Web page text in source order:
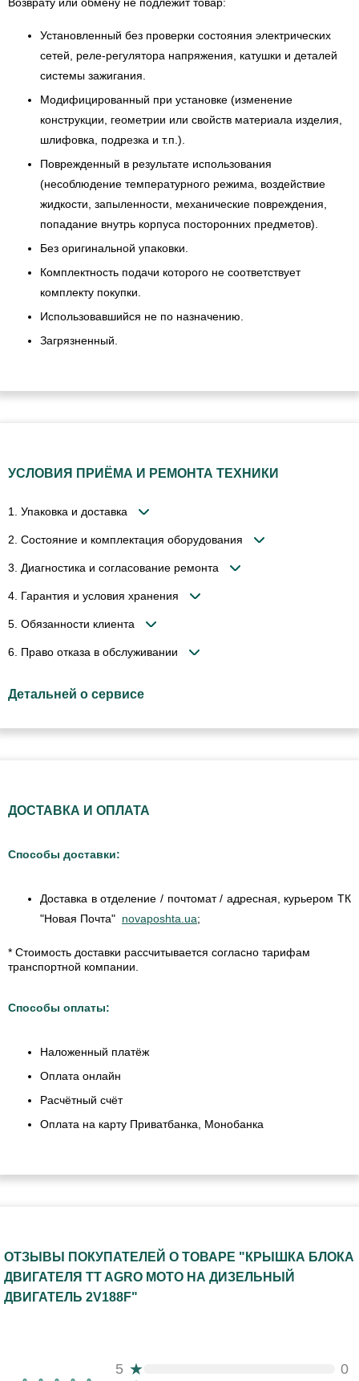
Возврату или обмену не подлежит товар:
Установленный без проверки состояния электрических
сетей, реле-регулятора напряжения, катушки и деталей
системы зажигания.
Модифицированный при установке (изменение
конструкции, геометрии или свойств материала изделия,
шлифовка, подрезка и т.п.).
Поврежденный в результате использования
(несоблюдение температурного режима, воздействие
жидкости, запыленности, механические повреждения,
попадание внутрь корпуса посторонних предметов).
Без оригинальной упаковки.
Комплектность подачи которого не соответствует
комплекту покупки.
Использовавшийся не по назначению.
Загрязненный.
УСЛОВИЯ ПРИЁМА И РЕМОНТА ТЕХНИКИ
1. Упаковка и доставка
2. Состояние и комплектация оборудования
3. Диагностика и согласование ремонта
4. Гарантия и условия хранения
5. Обязанности клиента
6. Право отказа в обслуживании
Детальней о сервисе
ДОСТАВКА И ОПЛАТА
Способы доставки:
Доставка в отделение / почтомат / адресная, курьером ТК
"Новая Почта" novaposhta.ua;
* Стоимость доставки рассчитывается согласно тарифам
транспортной компании.
Способы оплаты:
Наложенный платёж
Оплата онлайн
Расчётный счёт
Оплата на карту Приватбанка, Монобанка
ОТЗЫВЫ ПОКУПАТЕЛЕЙ О ТОВАРЕ "КРЫШКА БЛОКА
ДВИГАТЕЛЯ TT AGRO MOTO НА ДИЗЕЛЬНЫЙ
ДВИГАТЕЛЬ 2V188F"
5 ★
0